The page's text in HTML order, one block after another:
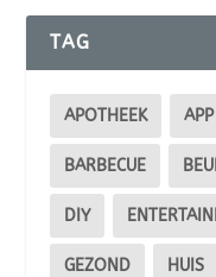
TAG
APOTHEEK APP
BARBECUE
DIY
GEZOND HUIS